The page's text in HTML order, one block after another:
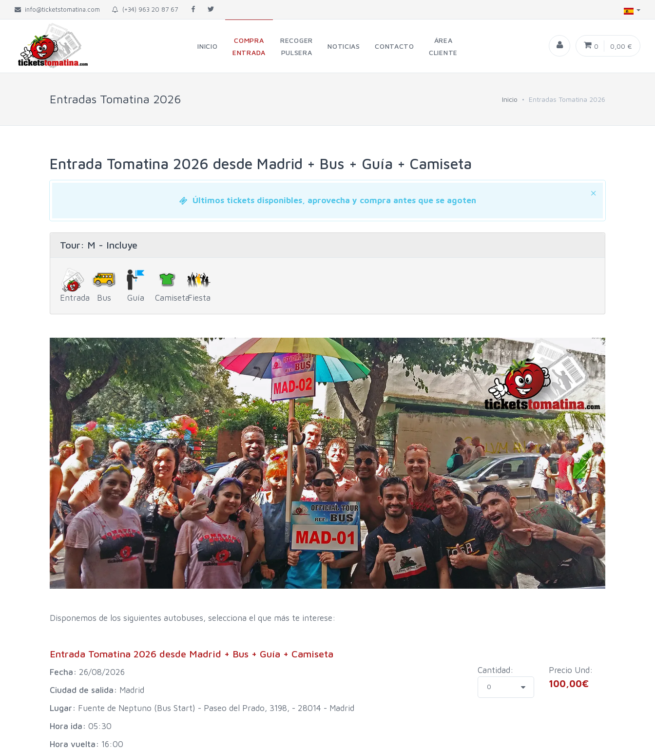
info@ticketstomatina.com (+34) 963 20 87 67
INICIO
COMPRA
ENTRADA
RECOGER
PULSERA
NOTICIAS CONTACTO
ÁREA
CLIENTE
0 0,00 €
Entradas Tomatina 2026 Inicio Entradas Tomatina 2026
Entrada Tomatina 2026 desde Madrid + Bus + Guía + Camiseta
Últimos tickets disponibles, aprovecha y compra antes que se agoten
Tour: M - Incluye
Entrada Bus Guía CamisetaFiesta
Disponemos de los siguientes autobuses, selecciona el que más te interese:
Entrada Tomatina 2026 desde Madrid + Bus + Guía + Camiseta
Fecha: 26/08/2026
Ciudad de salida: Madrid
Lugar: Fuente de Neptuno (Bus Start) - Paseo del Prado, 3198, - 28014 - Madrid
Hora ida: 05:30
Hora vuelta: 16:00
Cantidad: Precio Und:
100,00€